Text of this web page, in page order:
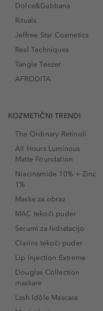
Dolce&Gabbana
Rituals
Jeffree Star Cosmetics
Real Techniques
Tangle Teezer
AFRODITA
KOZMETIČNI TRENDI
The Ordinary Retinoli
All Hours Luminous
Matte Foundation
Niacinamide 10% + Zinc
1%
Maske za obraz
MAC tekoči puder
Serumi za hidratacijo
Clarins tekoči puder
Lip Injection Extreme
Douglas Collection
maskare
Lash Idôle Mascara